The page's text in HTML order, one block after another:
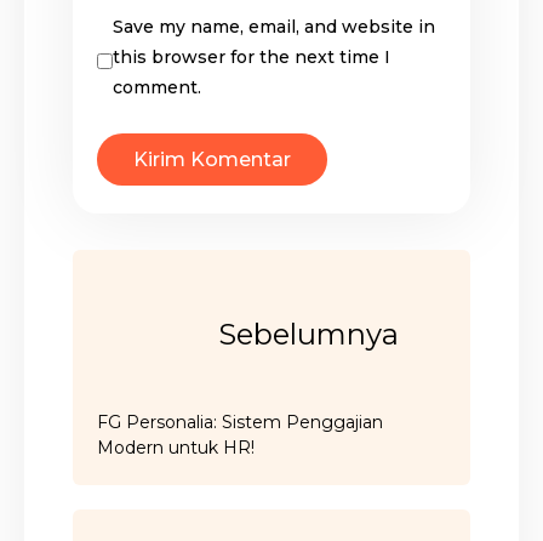
Save my name, email, and website in
this browser for the next time I
comment.
Sebelumnya
FG Personalia: Sistem Penggajian
Modern untuk HR!